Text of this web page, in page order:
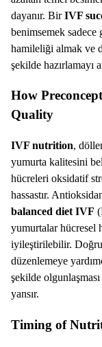
dayanır. BirIVF
benimsemek
hamileliği almak ve
şekilde hazırlamayı
How
Quality
IVF nutrition,
yumurta kalitesini
hücreleri oksidatif
hassastır.
balanced diet IVF
yumurtalar hücresel
iyileştirilebilir. Doğru
düzenlemeye
şekilde
yansır.
Timing of